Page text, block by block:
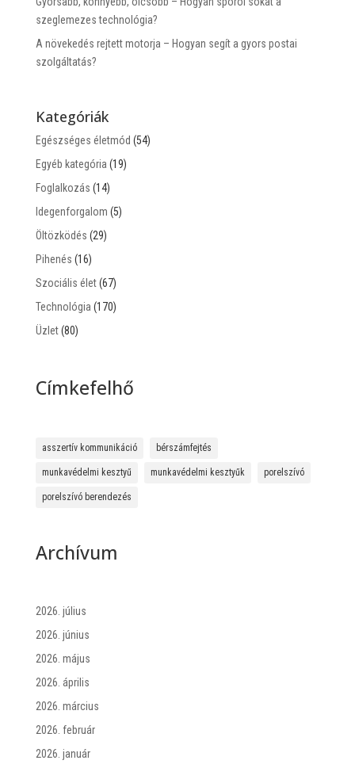
szeglemezes technológia?
A növekedés rejtett motorja – Hogyan segít a gyors postai
szolgáltatás?
Kategóriák
Egészséges életmód (54)
Egyéb kategória (19)
Foglalkozás (14)
Idegenforgalom (5)
Öltözködés (29)
Pihenés (16)
Szociális élet(67)
Technológia (170)
Üzlet(80)
Címkefelhő
asszertív kommunikáció bérszámfejtés
munkavédelmi kesztyű munkavédelmi kesztyűk porelszívó
porelszívó berendezés
Archívum
2026. július
2026. június
2026. május
2026. április
2026. március
2026. február
2026. január